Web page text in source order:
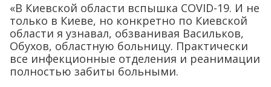
«В Киевской области вспышка COVID-19. И не
только в Киеве, но конкретно по Киевской
области я узнавал, обзванивая Васильков,
Обухов, областную больницу. Практически
все инфекционные отделения и реанимации
полностью забиты больными.